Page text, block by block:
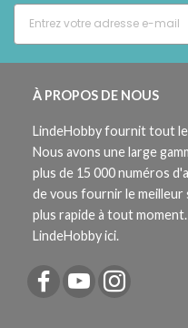
À PROPOS DE NOUS
LindeHobby fournit tout le
Nous avons une large
plus de 15 000 numéros
de vous fournir le meilleur
plus rapide à tout
LindeHobby ici.